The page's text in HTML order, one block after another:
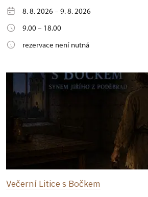
8. 8. 2026 – 9. 8. 2026
9.00 – 18.00
rezervace není nutná
Večerní Litice s Bočkem